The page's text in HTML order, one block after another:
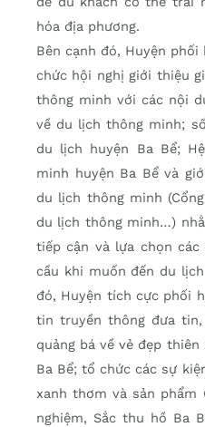
hóa địa phương.
Bên cạnh đó, Huyện
chức hội nghị giới thiệu
thông minh với các nội
về du lịch thông minh;
du lịch huyện Ba Bể;
minh huyện Ba Bể và
du lịch thông minh
du lịch thông minh…)
tiếp cận và lựa chọn
cầu khi muốn đến du
đó, Huyện tích cực phối
tin truyền thông đưa
quảng bá về vẻ đẹp
Ba Bể; tổ chức các sự
xanh thơm và sản phẩm
nghiệm, Sắc thu hồ Ba